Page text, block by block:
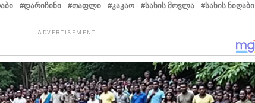
ᲓᲐᲠᲘᲩᲘᲜᲘ ᲗᲐᲤᲚᲘ ᲙᲐᲙᲐᲝ ᲡᲐᲮᲘᲡ ᲛᲝᲕᲚᲐ ᲡᲐᲮᲘᲡ ᲜᲘᲦᲐᲑᲘ
ADVERTISEMENT